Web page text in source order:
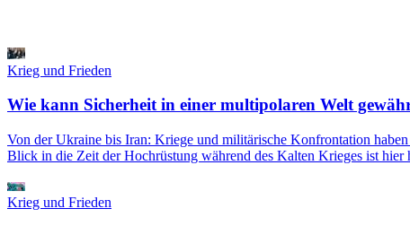
Krieg und Frieden
Wie kann Sicherheit in einer multipolaren Welt
Von der Ukraine bis Iran: Kriege und militärische Konfrontation
Blick in die Zeit der ­Hochrüstung während des Kalten Krieges ist hier
Krieg und Frieden